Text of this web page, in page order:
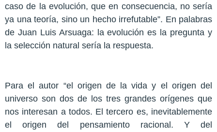
caso de la evolución, que en consecuencia, no sería
ya una teoría, sino un hecho irrefutable”. En palabras
de Juan Luis Arsuaga: la evolución es la pregunta y
la selección natural sería la respuesta.
Para el autor “el origen de la vida y el origen del
universo son dos de los tres grandes orígenes que
nos interesan a todos. El tercero es, inevitablemente
el origen del pensamiento racional. Y del